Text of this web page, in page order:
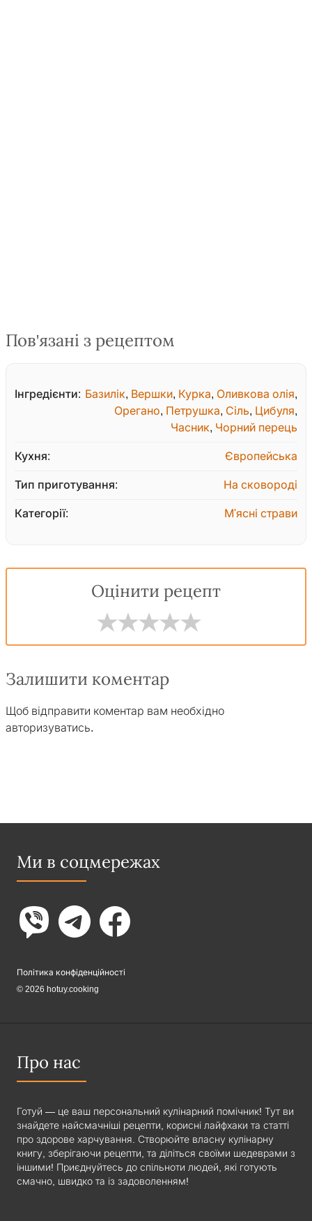
Пов'язані з рецептом
Інгредієнти: Базилік, Вершки, Курка, Оливкова олія,
Орегано, Петрушка, Сіль, Цибуля,
Часник, Чорний перець
Кухня: Європейська
Тип приготування: На сковороді
Категорії: М'ясні страви
Оцінити рецепт
Залишити коментар
Щоб відправити коментар вам необхідно
авторизуватись.
Ми в соцмережах
Політика конфіденційності
© 2026 hotuy.cooking
Про нас
Готуй — це ваш персональний кулінарний помічник! Тут ви
знайдете найсмачніші рецепти, корисні лайфхаки та статті
про здорове харчування. Створюйте власну кулінарну
книгу, зберігаючи рецепти, та діліться своїми шедеврами з
іншими! Приєднуйтесь до спільноти людей, які готують
смачно, швидко та із задоволенням!